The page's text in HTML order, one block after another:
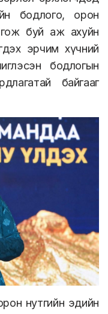
бодлого, орон
буй аж ахуйн
эрчим хүчний
бодлогын
байгааг
нутгийн эдийн